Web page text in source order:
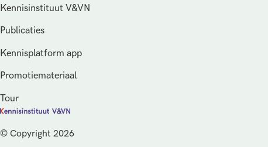
Kennisinstituut V&VN
Publicaties
Kennisplatform app
Promotiemateriaal
Tour
© Copyright 2026